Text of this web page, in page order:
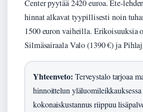
Center pyytää 2420 euroa. Ete-
hinnat alkavat tyypillisesti noin
1500 euron vaiheilla. Erikoisuuksia
Silmäsairaala Valo (1390 €) ja
Yhteenveto: Terveystalo tarjoaa
hinnoittelun
kokonaiskustannus riippuu